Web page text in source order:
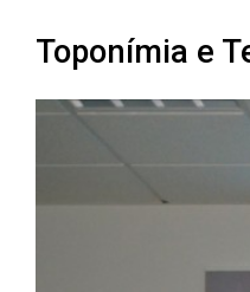
Toponímia e